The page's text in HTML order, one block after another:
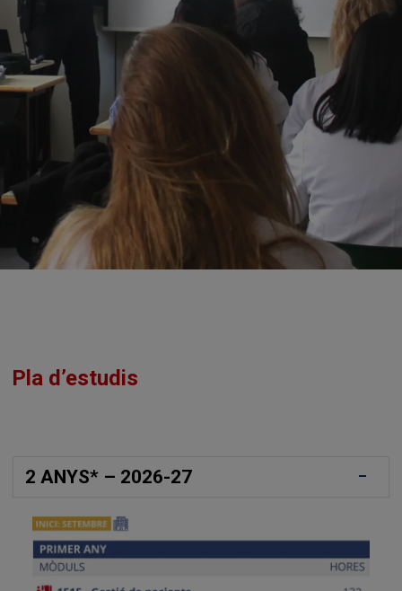
Pla d’estudis
2 ANYS* – 2026-27